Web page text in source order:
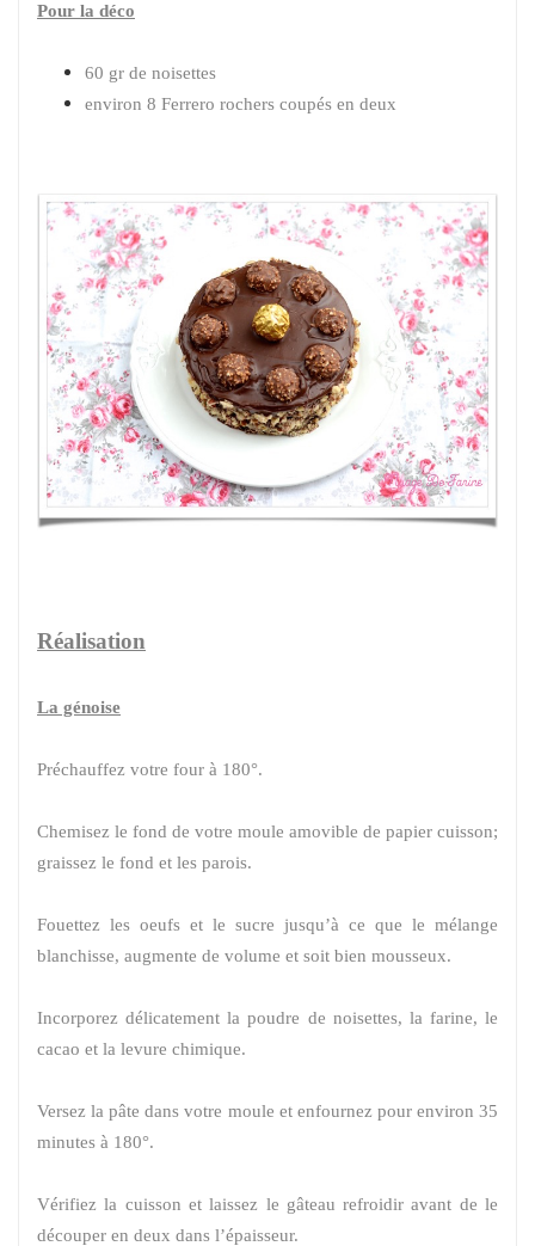
Pour la déco
60 gr de noisettes
environ 8 Ferrero rochers coupés en deux
Réalisation
La génoise
Préchauffez votre four à 180°.
Chemisez le fond de votre moule amovible de papier cuisson;
graissez le fond et les parois.
Fouettez les oeufs et le sucre jusqu’à ce que le mélange
blanchisse, augmente de volume et soit bien mousseux.
Incorporez délicatement la poudre de noisettes, la farine, le
cacao et la levure chimique.
Versez la pâte dans votre moule et enfournez pour environ 35
minutes à 180°.
Vérifiez la cuisson et laissez le gâteau refroidir avant de le
découper en deux dans l’épaisseur.